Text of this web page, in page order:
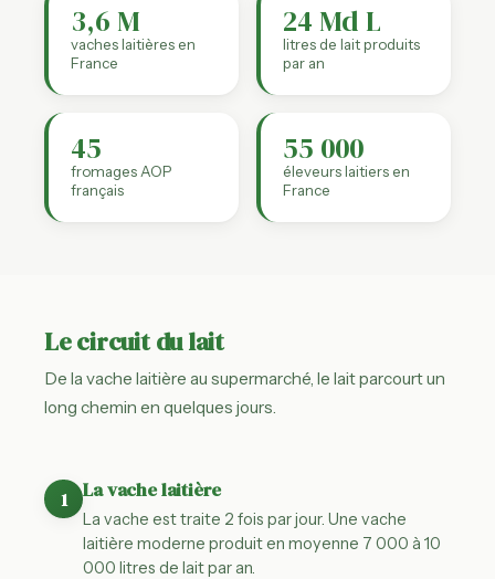
3,6 M
vaches laitières en
France
24 Md L
litres de lait produits
par an
45
fromages AOP
français
55 000
éleveurs laitiers en
France
Le circuit du lait
De la vache laitière au supermarché, le lait parcourt un
long chemin en quelques jours.
1 La vache laitière
La vache est traite 2 fois par jour. Une vache
laitière moderne produit en moyenne 7 000 à 10
000 litres de lait par an.